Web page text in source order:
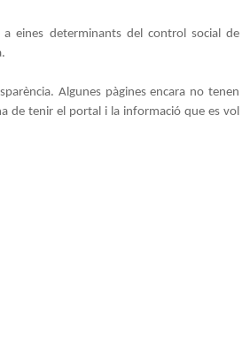
eines determinants del control social de
Algunes pàgines encara no tenen
de tenir el portal i la informació que es vol